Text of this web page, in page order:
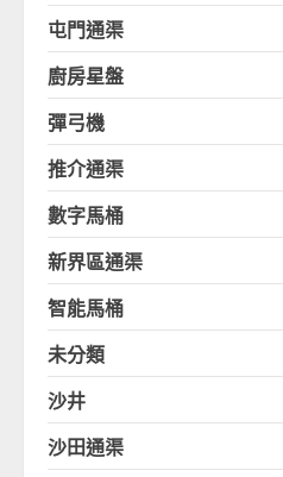
屯門通渠
廚房星盤
彈弓機
推介通渠
數字馬桶
新界區通渠
智能馬桶
未分類
沙井
沙田通渠